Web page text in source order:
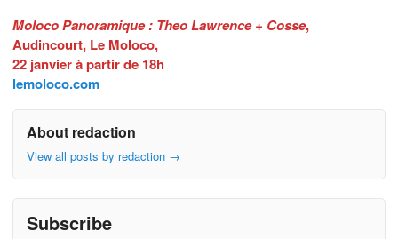
Moloco Panoramique : Theo Lawrence + Cosse,
Audincourt, Le Moloco,
22 janvier à partir de 18h
lemoloco.com
About redaction
View all posts by redaction →
Subscribe